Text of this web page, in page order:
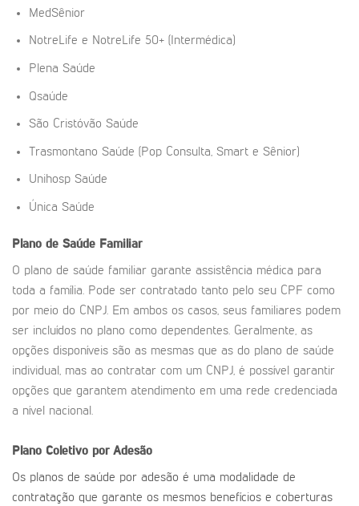
MedSênior
NotreLife e NotreLife 50+ (Intermédica)
Plena Saúde
Qsaúde
São Cristóvão Saúde
Trasmontano Saúde (Pop Consulta, Smart e Sênior)
Unihosp Saúde
Única Saúde
Plano de Saúde Familiar
O plano de saúde familiar garante assistência médica para
toda a família. Pode ser contratado tanto pelo seu CPF como
por meio do CNPJ. Em ambos os casos, seus familiares podem
ser incluídos no plano como dependentes. Geralmente, as
opções disponíveis são as mesmas que as do plano de saúde
individual, mas ao contratar com um CNPJ, é possível garantir
opções que garantem atendimento em uma rede credenciada
a nível nacional.
Plano Coletivo por Adesão
Os planos de saúde por adesão é uma modalidade de
contratação que garante os mesmos benefícios e coberturas